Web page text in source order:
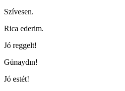
Szívesen.
Rica ederim.
Jó reggelt!
Günaydın!
Jó estét!